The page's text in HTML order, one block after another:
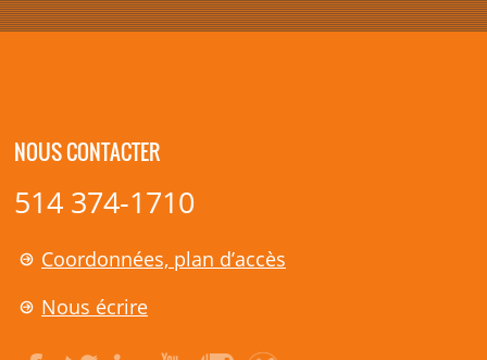
NOUS CONTACTER
514 374-1710
Coordonnées, plan d’accès
Nous écrire